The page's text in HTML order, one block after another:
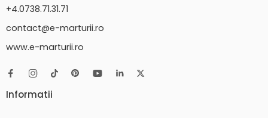
+4.0738.71.31.71
contact@e-marturii.ro
www.e-marturii.ro
Informatii